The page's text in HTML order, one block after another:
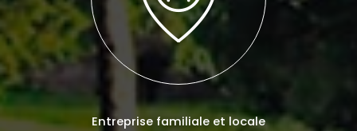
Entreprise familiale et locale